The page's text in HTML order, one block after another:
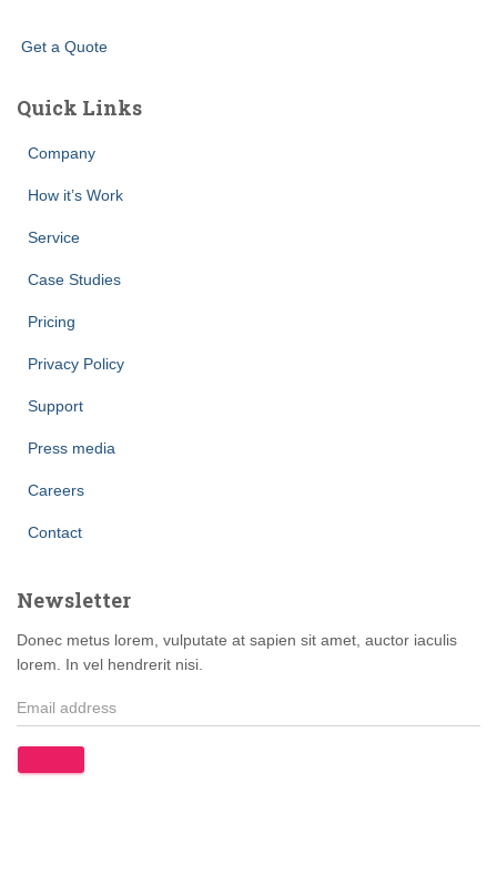
Get a Quote
Quick Links
Company
How it’s Work
Service
Case Studies
Pricing
Privacy Policy
Support
Press media
Careers
Contact
Newsletter
Donec metus lorem, vulputate at sapien sit amet, auctor iaculis
lorem. In vel hendrerit nisi.